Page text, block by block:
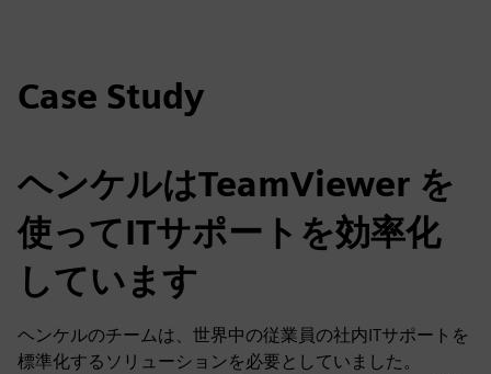
Case Study
ヘンケルはTeamViewer を
使ってITサポートを効率化
しています
ヘンケルのチームは、世界中の従業員の社内ITサポートを
標準化するソリューションを必要としていました。